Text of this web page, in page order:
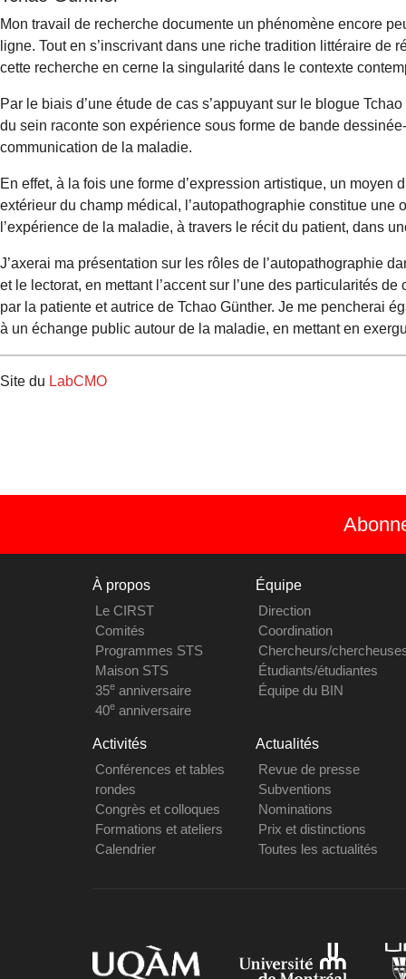
Mon travail de recherche documente un phénomène encore
ligne. Tout en s’inscrivant dans une riche tradition littéraire
cette recherche en cerne la singularité dans le contexte
Par le biais d’une étude de cas s’appuyant sur le blogue
du sein raconte son expérience sous forme de bande
communication de la maladie.
En effet, à la fois une forme d’expression artistique, un
extérieur du champ médical, l’autopathographie constitue
l’expérience de la maladie, à travers le récit du patient, dans
J’axerai ma présentation sur les rôles de l’autopathographie
et le lectorat, en mettant l’accent sur l’une des particularités
par la patiente et autrice de Tchao Günther. Je me pencherai
à un échange public autour de la maladie, en mettant en
Site du LabCMO
À propos
Le CIRST
Comités
Programmes STS
Maison STS
35eanniversaire
40eanniversaire
Équipe
Direction
Coordination
Chercheurs/
Étudiants/étudiantes
Équipe du BIN
Activités
Conférences et tables
rondes
Congrès et colloques
Formations et ateliers
Calendrier
Actualités
Revue de presse
Subventions
Nominations
Prix et distinctions
Toutes les actualités